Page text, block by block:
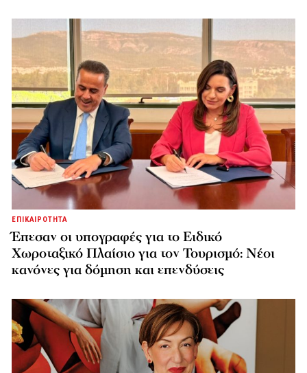
ΕΠΙΚΑΙΡΟΤΗΤΑ
Έπεσαν οι υπογραφές για το Ειδικό
Χωροταξικό Πλαίσιο για τον Τουρισμό: Νέοι
κανόνες για δόμηση και επενδύσεις